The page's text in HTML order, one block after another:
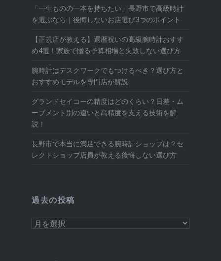
「一生ものの一本を持ちたい」長野市で高級時計
を選ぶなら｜後悔しないお店選び3つのポイント
【正規店が教える】還暦祝いの高級腕時計おすす
め4選！家族で贈る予算相場と失敗しない選び方
腕時計はデスクワークでもつけるべき？選び方と
おすすめモデルを専門店が解説
グランドセイコーの精度はどのくらい？日差・ム
ーブメント別の違いと高精度を支える技術を解
説！
長野市で本当に満足できる腕時計ショップは？セ
レクトショップ店員が教える後悔しない選び方
過去の投稿
過